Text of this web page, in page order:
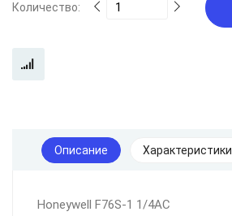
Количество:
Описание Характеристики
Honeywell F76S-1 1/4AC